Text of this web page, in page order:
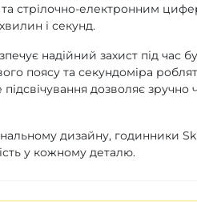
стрілочно-електронним
і секунд.
надійний захист під час
поясу та секундоміра
дозволяє зручно
дизайну, годинники
у кожному деталю.